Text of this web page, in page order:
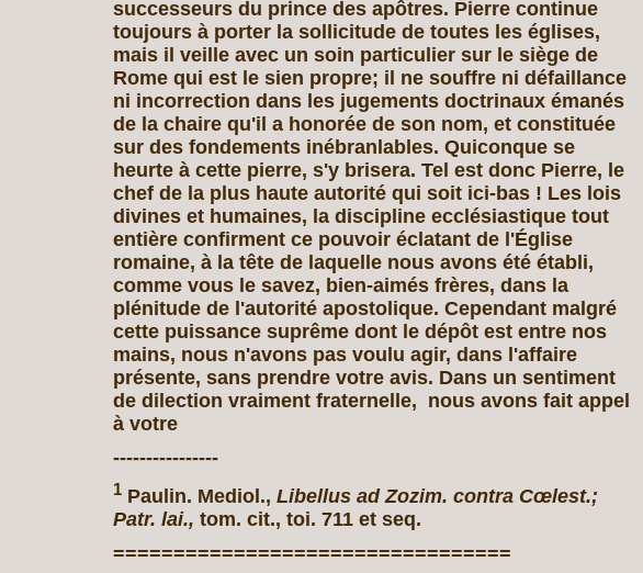
successeurs du prince des apôtres. Pierre continue
toujours à porter la sollicitude de toutes les églises,
mais il veille avec un soin particulier sur le siège de
Rome qui est le sien propre; il ne souffre ni défaillance
ni incorrection dans les jugements doctrinaux émanés
de la chaire qu'il a honorée de son nom, et constituée
sur des fondements inébranlables. Quiconque se
heurte à cette pierre, s'y brisera. Tel est donc Pierre, le
chef de la plus haute autorité qui soit ici-bas ! Les lois
divines et humaines, la discipline ecclésiastique tout
entière confirment ce pouvoir éclatant de l'Église
romaine, à la tête de laquelle nous avons été établi,
comme vous le savez, bien-aimés frères, dans la
plénitude de l'autorité apostolique. Cependant malgré
cette puissance suprême dont le dépôt est entre nos
mains, nous n'avons pas voulu agir, dans l'affaire
présente, sans prendre votre avis. Dans un sentiment
de dilection vraiment fraternelle, nous avons fait appel
à votre
----------------
1Paulin. Mediol., Libellus ad Zozim. contra Cœlest.;
Patr. lai., tom. cit., toi. 711 et seq.
=================================